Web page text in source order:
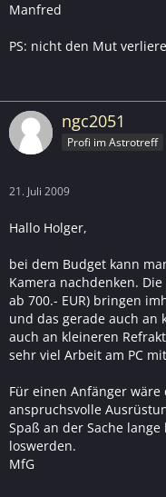
Manfred
PS: nicht den Mut
ngc2051
Profi im Astrotreff
21. Juli 2009
Hallo Holger,
bei dem Budget kann
Kamera nachdenken.
ab 700.- EUR) bringen
und das gerade auch an
auch an kleineren
sehr viel Arbeit am PC
Für einen Anfänger
anspruchsvolle
Spaß an der Sache
loswerden.
MfG